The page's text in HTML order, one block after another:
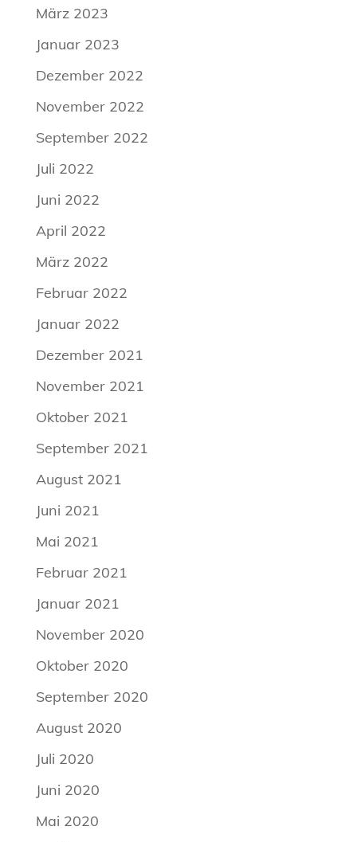
März 2023
Januar 2023
Dezember 2022
November 2022
September 2022
Juli 2022
Juni 2022
April 2022
März 2022
Februar 2022
Januar 2022
Dezember 2021
November 2021
Oktober 2021
September 2021
August 2021
Juni 2021
Mai 2021
Februar 2021
Januar 2021
November 2020
Oktober 2020
September 2020
August 2020
Juli 2020
Juni 2020
Mai 2020